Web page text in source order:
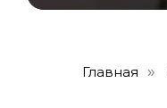
Главная »